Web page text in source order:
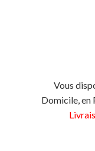
Vous
Domicile, en